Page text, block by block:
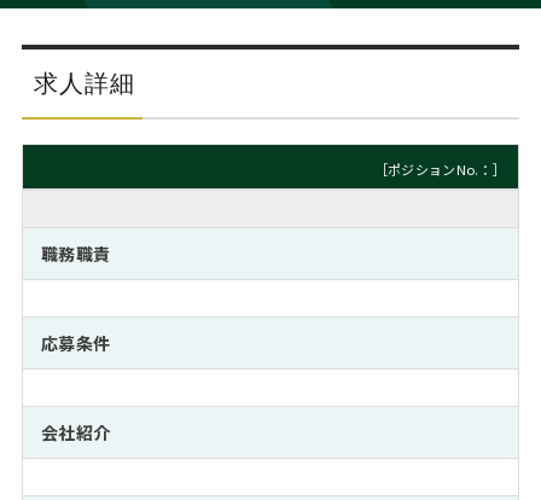
コンサ
サービス案内 キャリ
コンサルタントの紹介
キャリアデザイン講座
（最新求人市場動向）
MBAの
おわり
ステージ別アドバイス
MBA留学生数の推移
日本か
インターン受入企業一覧
MBAを生かす求人特集
年齢と年収の相関図
英文レジュメの書き方 パワー
職務経歴書の書き方
よくある面接Q&A集
外資系／面接攻略のコツ
“展”職相談室
転職市場の明日をよめ
転職成功への4つの鍵
キャリアに効く一冊
注目企業インタビュー
ジョブフェア
キャリアデザインセミナー
キャリアフォーラム
プロ経営者の特別セミナー
Career Talk Live
MBA NETWORKING
沿革
主なクライアント
採用情報
パブリシティ
ニュースリリース
求人詳細
［ポジションNo.：］
職務職責
応募条件
会社紹介